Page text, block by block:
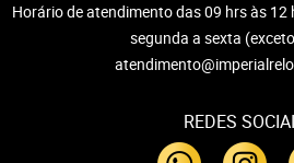
Horário de atendimento das 09 hrs às 12
segunda a sexta
REDES